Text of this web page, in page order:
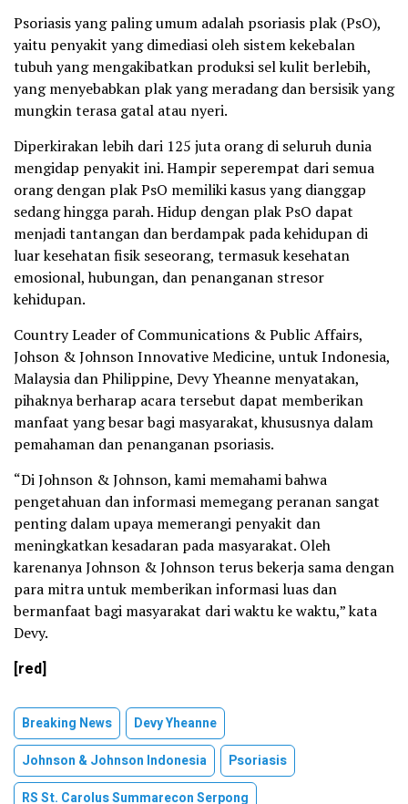
Psoriasis yang paling umum adalah psoriasis plak (PsO),
yaitu penyakit yang dimediasi oleh sistem kekebalan
tubuh yang mengakibatkan produksi sel kulit berlebih,
yang menyebabkan plak yang meradang dan bersisik yang
mungkin terasa gatal atau nyeri.
Diperkirakan lebih dari 125 juta orang di seluruh dunia
mengidap penyakit ini. Hampir seperempat dari semua
orang dengan plak PsO memiliki kasus yang dianggap
sedang hingga parah. Hidup dengan plak PsO dapat
menjadi tantangan dan berdampak pada kehidupan di
luar kesehatan fisik seseorang, termasuk kesehatan
emosional, hubungan, dan penanganan stresor
kehidupan.
Country Leader of Communications & Public Affairs,
Johson & Johnson Innovative Medicine, untuk Indonesia,
Malaysia dan Philippine, Devy Yheanne menyatakan,
pihaknya berharap acara tersebut dapat memberikan
manfaat yang besar bagi masyarakat, khususnya dalam
pemahaman dan penanganan psoriasis.
“Di Johnson & Johnson, kami memahami bahwa
pengetahuan dan informasi memegang peranan sangat
penting dalam upaya memerangi penyakit dan
meningkatkan kesadaran pada masyarakat. Oleh
karenanya Johnson & Johnson terus bekerja sama dengan
para mitra untuk memberikan informasi luas dan
bermanfaat bagi masyarakat dari waktu ke waktu,” kata
Devy.
[red]
Breaking News
Devy Yheanne
Johnson & Johnson Indonesia
Psoriasis
RS St. Carolus Summarecon Serpong